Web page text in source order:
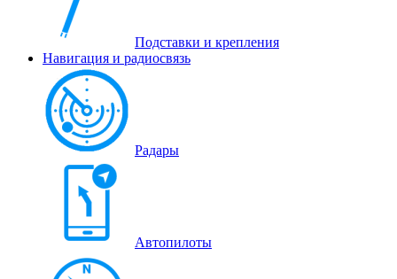
Подставки и крепления
Навигация и радиосвязь
Радары
Автопилоты